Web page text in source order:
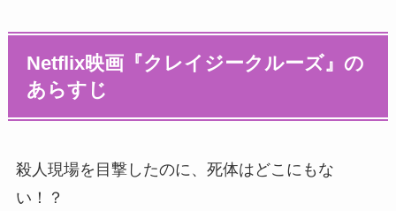
Netflix映画『クレイジークルーズ』の
あらすじ
殺人現場を目撃したのに、死体はどこにもな
い！？